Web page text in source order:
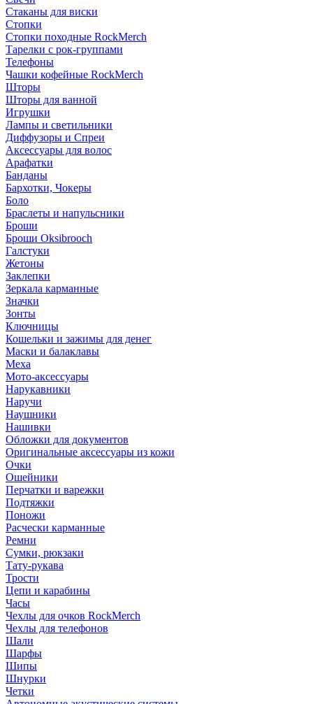
Стаканы для виски
Стопки
Стопки походные RockMerch
Тарелки с рок-группами
Телефоны
Чашки кофейные RockMerch
Шторы
Шторы для ванной
Игрушки
Лампы и светильники
Диффузоры и Спреи
Аксессуары для волос
Арафатки
Банданы
Бархотки, Чокеры
Боло
Браслеты и напульсники
Броши
Броши Oksibrooch
Галстуки
Жетоны
Заклепки
Зеркала карманные
Значки
Зонты
Ключницы
Кошельки и зажимы для денег
Маски и балаклавы
Меха
Мото-аксессуары
Нарукавники
Наручи
Наушники
Нашивки
Обложки для документов
Оригинальные аксессуары из кожи
Очки
Ошейники
Перчатки и варежки
Подтяжки
Поножи
Расчески карманные
Ремни
Сумки, рюкзаки
Тату-рукава
Трости
Цепи и карабины
Часы
Чехлы для очков RockMerch
Чехлы для телефонов
Шали
Шарфы
Шипы
Шнурки
Четки